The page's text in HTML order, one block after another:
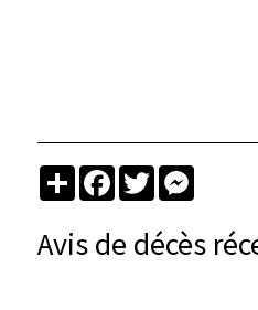
PartagerFacebook
Twitter
Avis de décès